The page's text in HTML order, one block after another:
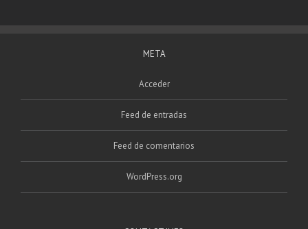
META
Acceder
Feed de entradas
Feed de comentarios
WordPress.org